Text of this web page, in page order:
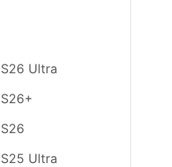
Ultra
Ultra